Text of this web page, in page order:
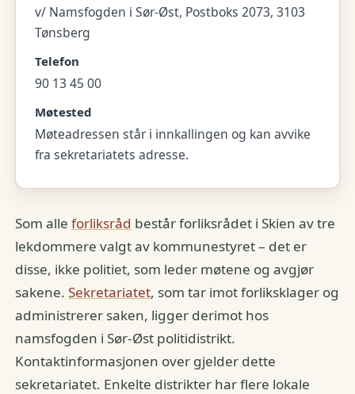
v/ Namsfogden i Sør-Øst, Postboks 2073, 3103
Tønsberg
Telefon
90 13 45 00
Møtested
Møteadressen står i innkallingen og kan avvike
fra sekretariatets adresse.
Som alleforliksråd består forliksrådet i Skien av tre
lekdommere valgt av kommunestyret – det er
disse, ikke politiet, som leder møtene og avgjør
sakene. Sekretariatet, som tar imot forliksklager og
administrerer saken, ligger derimot hos
namsfogden i Sør-Øst politidistrikt.
Kontaktinformasjonen over gjelder dette
sekretariatet. Enkelte distrikter har flere lokale